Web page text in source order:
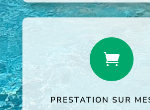

PRESTATION SUR